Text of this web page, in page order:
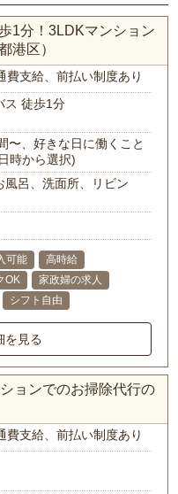
1分！3LDKマンション
港区）
費支給、前払い制度あり
ス 徒歩1分
〜、好きな日に働くこと
時から選択)
風呂、洗面所、リビン
可能
高時給
OK
家政婦の求人
シフト自由
を見る
ョンでのお掃除代行の
費支給、前払い制度あり